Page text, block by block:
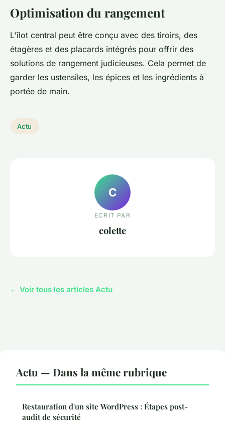
Optimisation du rangement
L'îlot central peut être conçu avec des tiroirs, des
étagères et des placards intégrés pour offrir des
solutions de rangement judicieuses. Cela permet de
garder les ustensiles, les épices et les ingrédients à
portée de main.
Actu
C
ECRIT PAR
colette
← Voir tous les articles Actu
Actu — Dans la même rubrique
Restauration d'un site WordPress : Étapes post-
audit de sécurité